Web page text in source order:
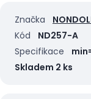
Značka
Kód
ND257-A
Specifikace
Skladem 2 ks